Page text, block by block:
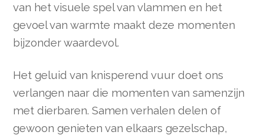
van het visuele spel van vlammen en het
gevoel van warmte maakt deze momenten
bijzonder waardevol.
Het geluid van knisperend vuur doet ons
verlangen naar die momenten van samenzijn
met dierbaren. Samen verhalen delen of
gewoon genieten van elkaars gezelschap,